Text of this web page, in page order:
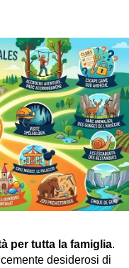
per tutta la famiglia.
desiderosi di